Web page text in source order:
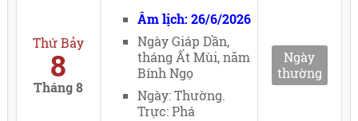
Thứ Bảy
8
Tháng 8
Âm lịch: 26/6/2026
Ngày Giáp Dần,
tháng Ất Mùi, năm
Bính Ngọ
Ngày: Thường.
Trực: Phá
Ngày
thường